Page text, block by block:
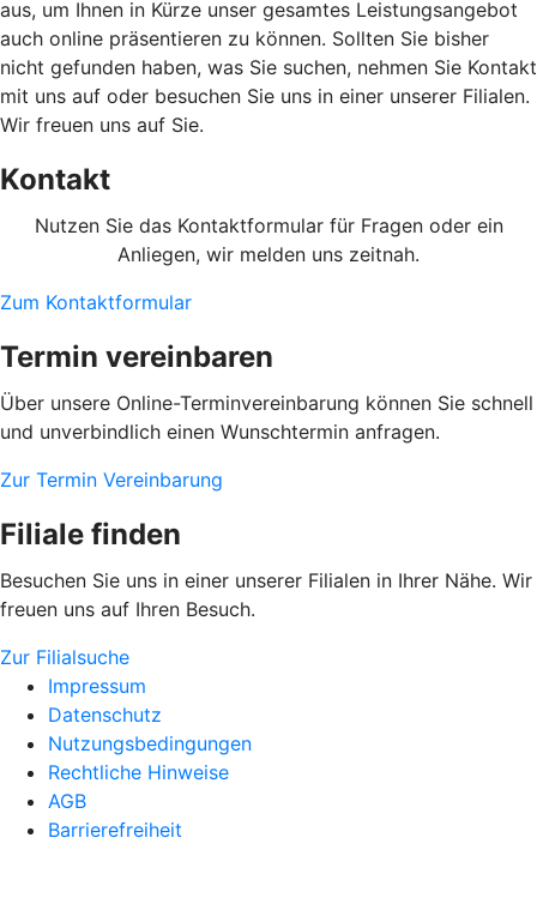
aus, um Ihnen in Kürze unser gesamtes Leistungsangebot
auch online präsentieren zu können. Sollten Sie bisher
nicht gefunden haben, was Sie suchen, nehmen Sie Kontakt
mit uns auf oder besuchen Sie uns in einer unserer Filialen.
Wir freuen uns auf Sie.
Kontakt
Nutzen Sie das Kontaktformular für Fragen oder ein
Anliegen, wir melden uns zeitnah.
Zum Kontaktformular
Termin vereinbaren
Über unsere Online-Terminvereinbarung können Sie schnell
und unverbindlich einen Wunschtermin anfragen.
Zur Termin Vereinbarung
Filiale finden
Besuchen Sie uns in einer unserer Filialen in Ihrer Nähe. Wir
freuen uns auf Ihren Besuch.
Zur Filialsuche
Impressum
Datenschutz
Nutzungsbedingungen
Rechtliche Hinweise
AGB
Barrierefreiheit